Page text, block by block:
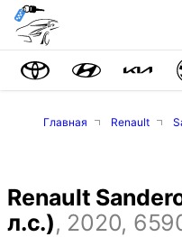
Главная Renault
Renault
л.с.), 2020,